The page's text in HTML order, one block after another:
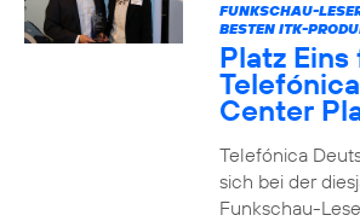
FUNKSCHAU-
BESTEN ITK-
Platz Eins
Center
Telefónica
sich bei der
Funkschau-